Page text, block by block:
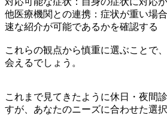
他医療機関との連携：症状が重い場
速な紹介が可能であるかを確認する
これらの観点から慎重に選ぶことで
会えるでしょう。
これまで見てきたように休日・夜間
すが、あなたのニーズに合わせた選択